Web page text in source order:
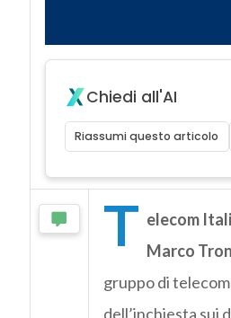
Chiedi all'AI
Riassumi questo articolo
T elecom
Marco
gruppo di
dell’inchiesta sui